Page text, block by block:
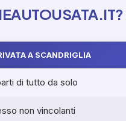
A SCANDRIGLIA
di tutto da solo
non vincolanti